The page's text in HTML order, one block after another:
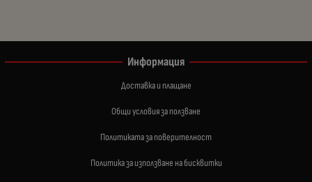
Информация
Доставка и плащане
Общи условия за ползване
Политиката за поверителност
Политика за използване на бисквитки